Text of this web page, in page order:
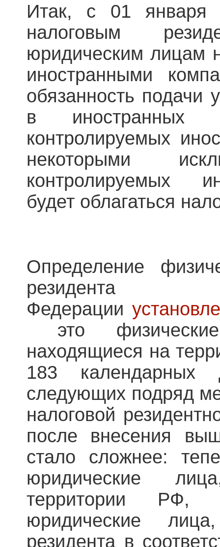
Итак, с 01 января
налоговым
юридическим лицам
иностранными
обязанность подачи
в иностранных
контролируемых
некоторыми
контролируемых
будет облагаться
Определение
Федерации
это
находящиеся на
183
следующих подряд
налоговой
после внесения
стало сложнее:
юридические
территории РФ,
юридические
резидента в